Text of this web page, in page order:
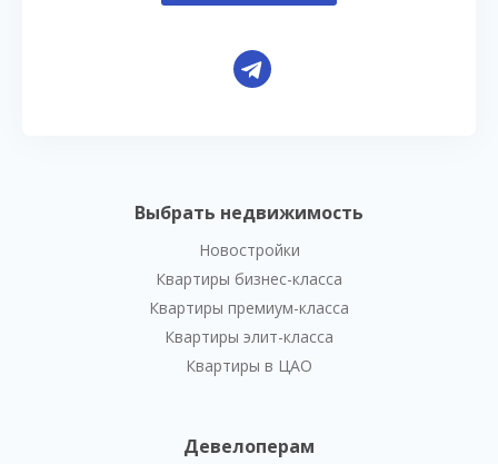
Выбрать недвижимость
Новостройки
Квартиры бизнес-класса
Квартиры премиум-класса
Квартиры элит-класса
Квартиры в ЦАО
Девелоперам